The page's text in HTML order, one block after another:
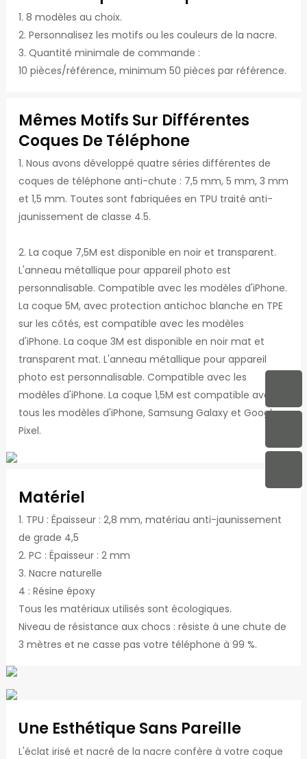
1. 8 modèles au choix.
2. Personnalisez les motifs ou les couleurs de la nacre.
3. Quantité minimale de commande :
10 pièces/référence, minimum 50 pièces par référence.
Mêmes Motifs Sur Différentes
Coques De Téléphone
1. Nous avons développé quatre séries différentes de
coques de téléphone anti-chute : 7,5 mm, 5 mm, 3 mm
et 1,5 mm. Toutes sont fabriquées en TPU traité anti-
jaunissement de classe 4.5.
2. La coque 7,5M est disponible en noir et transparent.
L'anneau métallique pour appareil photo est
personnalisable. Compatible avec les modèles d'iPhone.
La coque 5M, avec protection antichoc blanche en TPE
sur les côtés, est compatible avec les modèles
d'iPhone. La coque 3M est disponible en noir mat et
transparent mat. L'anneau métallique pour appareil
photo est personnalisable. Compatible avec les
modèles d'iPhone. La coque 1,5M est compatible avec
tous les modèles d'iPhone, Samsung Galaxy et Google
Pixel.
Matériel
1. TPU : Épaisseur : 2,8 mm, matériau anti-jaunissement
de grade 4,5
2. PC : Épaisseur : 2 mm
3. Nacre naturelle
4 : Résine époxy
Tous les matériaux utilisés sont écologiques.
Niveau de résistance aux chocs : résiste à une chute de
3 mètres et ne casse pas votre téléphone à 99 %.
Une Esthétique Sans Pareille
L'éclat irisé et nacré de la nacre confère à votre coque